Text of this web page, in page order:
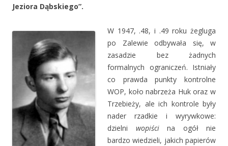
Jeziora Dąbskiego”.
W 1947, .48, i .49 roku żegluga
po Zalewie odbywała się, w
zasadzie bez żadnych
formalnych ograniczeń. Istniały
co prawda punkty kontrolne
WOP, koło nabrzeża Huk oraz w
Trzebieży, ale ich kontrole były
nader rzadkie i wyrywkowe:
dzielni wopiścina ogół nie
bardzo wiedzieli, jakich papierów